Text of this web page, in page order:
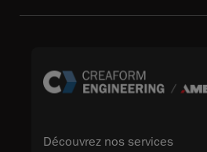
Découvrez nos services